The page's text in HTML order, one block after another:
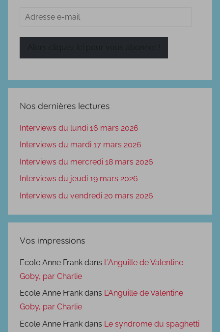
Adresse
Nos dernières lectures
Interviews du lundi 16 mars 2026
Interviews du mardi 17 mars 2026
Interviews du mercredi 18 mars 2026
Interviews du jeudi 19 mars 2026
Interviews du vendredi 20 mars 2026
Vos impressions
Ecole Anne Frank dans L’Anguille de Valentine
Goby, par Charlie
Ecole Anne Frank dans L’Anguille de Valentine
Goby, par Charlie
Ecole Anne Frank dans Le syndrome du spaghetti